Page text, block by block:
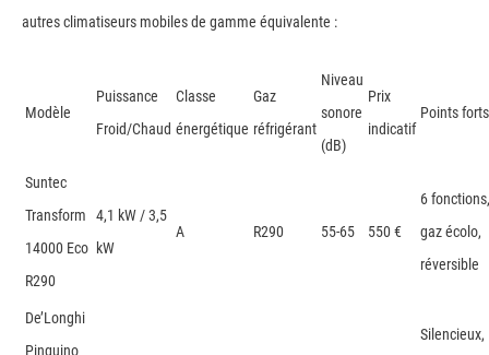
autres climatiseurs mobiles de gamme équivalente :
Modèle
Puissance
Froid/Chaud
Classe
énergétique
Gaz
réfrigérant
Niveau
sonore
(dB)
Prix
indicatif
Points forts
Suntec
Transform
14000 Eco
R290
4,1 kW / 3,5
kW
A R290 55-65 550 €
6 fonctions,
gaz écolo,
réversible
De’Longhi
Pinguino
Silencieux,